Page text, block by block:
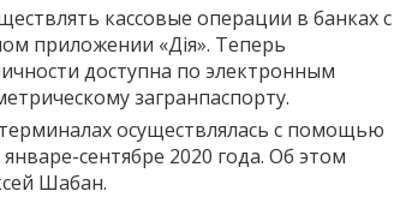
кассовые операции в банках с
приложении «Дія». Теперь
доступна по электронным
загранпаспорту.
осуществлялась с помощью
сентябре 2020 года. Об этом
Шабан.